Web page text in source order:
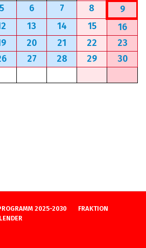
5 6 7 8
9
13 14 15
16
20 21 22
23
27 28 29
30
2025-2030
FRAKTION